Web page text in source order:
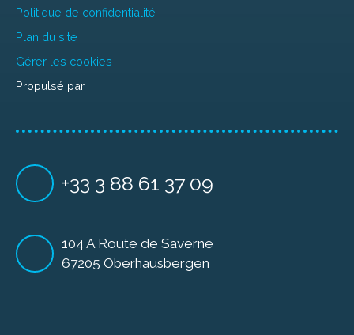
Politique de confidentialité
Plan du site
Gérer les cookies
Propulsé par
+33 3 88 61 37 09
104 A Route de Saverne
67205 Oberhausbergen